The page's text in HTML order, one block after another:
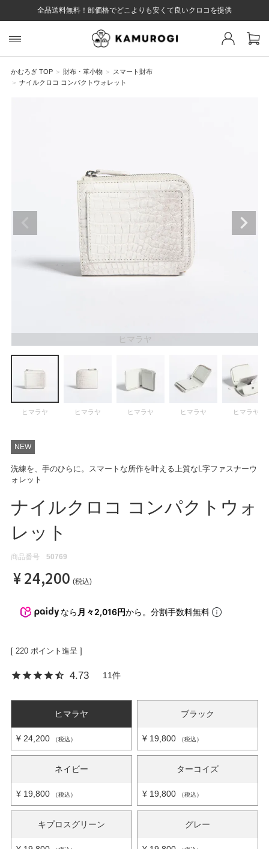
全品送料無料！卸価格でどこよりも安くて良いクロコを提供
ト 様
#キーワードキーワード #キーワ #キー
布・革小物
ディース
ランド
ンキング
舗紹介
戻る
かむろぎ TOP 財布・革小物
スマート財布
ナイルクロコ コンパクトウォレット
ヒマラヤ
ヒマラヤ ヒマラヤ ヒマラヤ ヒマラヤ ヒマラヤ
NEW
洗練を、手のひらに。スマートな所作を叶える上質なL字ファスナーウ
ォレット
ナイルクロコ コンパクトウォ
レット
商品番号 50769
¥24,200 税込
なら 月々2,016円から。分割手数料無料
[ 220 ポイント進呈 ]
4.73 11
ヒマラヤ
¥ 24,200 税込
ブラック
¥ 19,800 税込
ネイビー
¥ 19,800 税込
ターコイズ
¥ 19,800 税込
キプロスグリーン グレー